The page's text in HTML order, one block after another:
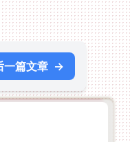
一篇文章 →